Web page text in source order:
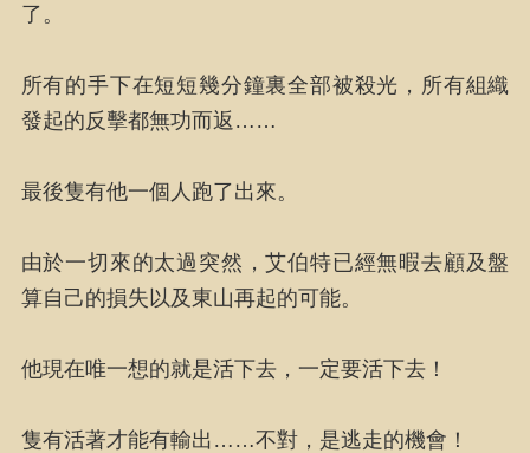
了。
所有的手下在短短幾分鐘裏全部被殺光，所有組織
發起的反擊都無功而返……
最後隻有他一個人跑了出來。
由於一切來的太過突然，艾伯特已經無暇去顧及盤
算自己的損失以及東山再起的可能。
他現在唯一想的就是活下去，一定要活下去！
隻有活著才能有輸出……不對，是逃走的機會！